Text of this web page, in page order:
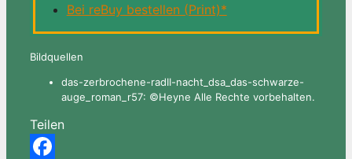
Bei reBuy bestellen (Print)*
Bildquellen
das-zerbrochene-radII-nacht_dsa_das-schwarze-
auge_roman_r57: ©Heyne Alle Rechte vorbehalten.
Teilen